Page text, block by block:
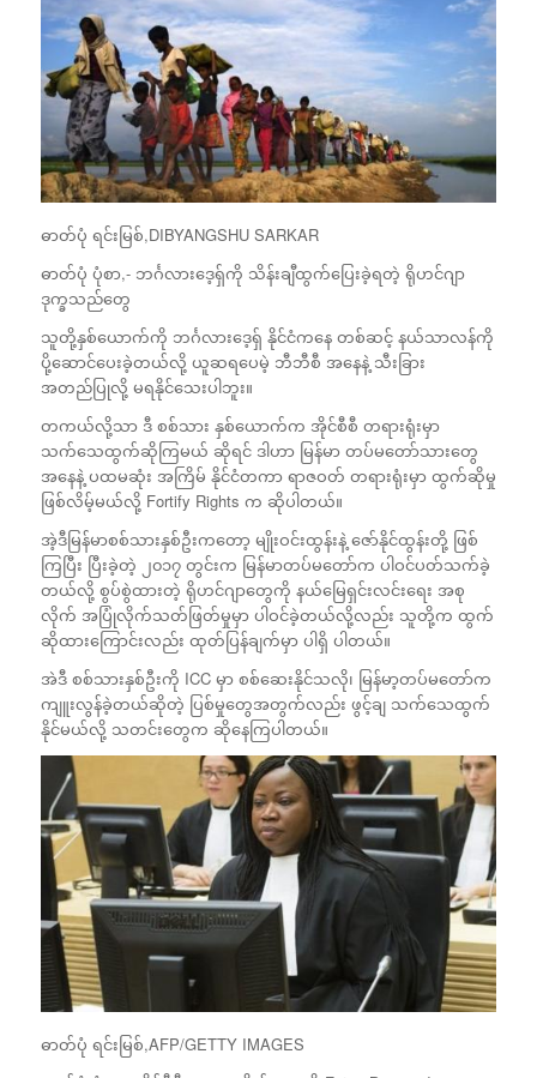
ဓာတ်ပုံ ရင်းမြစ်,DIBYANGSHU SARKAR
ဓာတ်ပုံ ပုံစာ,- ဘင်္ဂလားဒေ့ရှ်ကို သိန်းချီထွက်ပြေးခဲ့ရတဲ့ ရိုဟင်ဂျာ
ဒုက္ခသည်တွေ
သူတို့နှစ်ယောက်ကို ဘင်္ဂလားဒေ့ရှ် နိုင်ငံကနေ တစ်ဆင့် နယ်သာလန်ကို
ပို့ဆောင်ပေးခဲ့တယ်လို့ ယူဆရပေမဲ့ ဘီဘီစီ အနေနဲ့ သီးခြား
အတည်ပြုလို့ မရနိုင်သေးပါဘူး။
တကယ်လို့သာ ဒီ စစ်သား နှစ်ယောက်က အိုင်စီစီ တရားရုံးမှာ
သက်သေထွက်ဆိုကြမယ် ဆိုရင် ဒါဟာ မြန်မာ တပ်မတော်သားတွေ
အနေနဲ့ ပထမဆုံး အကြိမ် နိုင်ငံတကာ ရာဇဝတ် တရားရုံးမှာ ထွက်ဆိုမှု
ဖြစ်လိမ့်မယ်လို့ Fortify Rights က ဆိုပါတယ်။
အဲ့ဒီမြန်မာစစ်သားနှစ်ဦးကတော့ မျိုးဝင်းထွန်းနဲ့ ဇော်နိုင်ထွန်းတို့ ဖြစ်
ကြပြီး ပြီးခဲ့တဲ့ ၂၀၁၇ တွင်းက မြန်မာတပ်မတော်က ပါဝင်ပတ်သက်ခဲ့
တယ်လို့ စွပ်စွဲထားတဲ့ ရိုဟင်ဂျာတွေကို နယ်မြေရှင်းလင်းရေး အစု
လိုက် အပြုံလိုက်သတ်ဖြတ်မှုမှာ ပါဝင်ခဲ့တယ်လို့လည်း သူတို့က ထွက်
ဆိုထားကြောင်းလည်း ထုတ်ပြန်ချက်မှာ ပါရှိ ပါတယ်။
အဲဒီ စစ်သားနှစ်ဦးကို ICC မှာ စစ်ဆေးနိုင်သလို၊ မြန်မာ့တပ်မတော်က
ကျူးလွန်ခဲ့တယ်ဆိုတဲ့ ပြစ်မှုတွေအတွက်လည်း ဖွင့်ချ သက်သေထွက်
နိုင်မယ်လို့ သတင်းတွေက ဆိုနေကြပါတယ်။
ဓာတ်ပုံ ရင်းမြစ်,AFP/GETTY IMAGES